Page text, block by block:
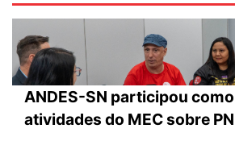
ANDES-SN participou
atividades do MEC sobre